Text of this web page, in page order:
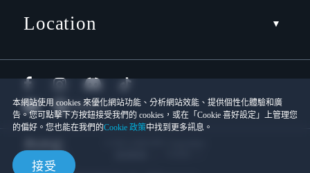
本網站使用 cookies 來優化網站功能、分析網站效能、提供個性化體驗和廣
告。您可點擊下方按鈕接受我們的 cookies，或在「Cookie 喜好設定」上管理您
的偏好。您也能在我們的Cookie 政策中找到更多訊息。
接受
Location